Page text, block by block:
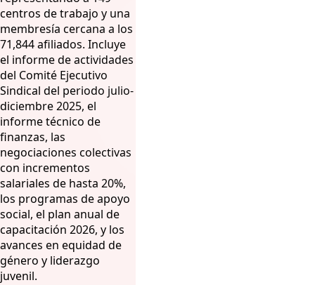
centros de trabajo y una
membresía cercana a los
71,844 afiliados. Incluye
el informe de actividades
del Comité Ejecutivo
Sindical del periodo julio-
diciembre 2025, el
informe técnico de
finanzas, las
negociaciones colectivas
con incrementos
salariales de hasta 20%,
los programas de apoyo
social, el plan anual de
capacitación 2026, y los
avances en equidad de
género y liderazgo
juvenil.